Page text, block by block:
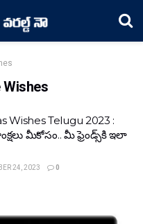
Wishes Telugu 2023 :
మీకోసం.. మీ ఫ్రెండ్స్‌కి ఇలా
24, 2023 0